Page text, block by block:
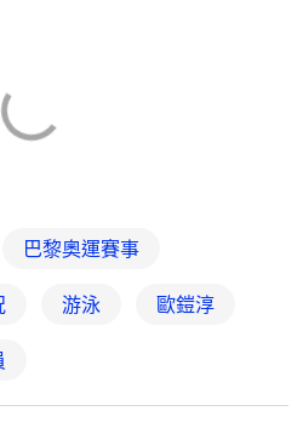
巴黎奧運賽事
游泳 歐鎧淳